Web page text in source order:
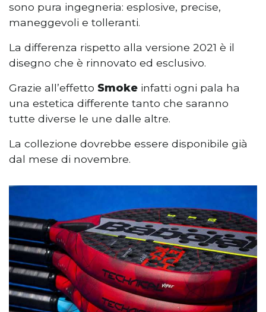
sono pura ingegneria: esplosive, precise,
maneggevoli e tolleranti.
La differenza rispetto alla versione 2021 è il
disegno che è rinnovato ed esclusivo.
Grazie all’effetto Smoke infatti ogni pala ha
una estetica differente tanto che saranno
tutte diverse le une dalle altre.
La collezione dovrebbe essere disponibile già
dal mese di novembre.